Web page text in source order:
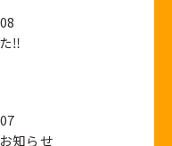
‼
知らせ